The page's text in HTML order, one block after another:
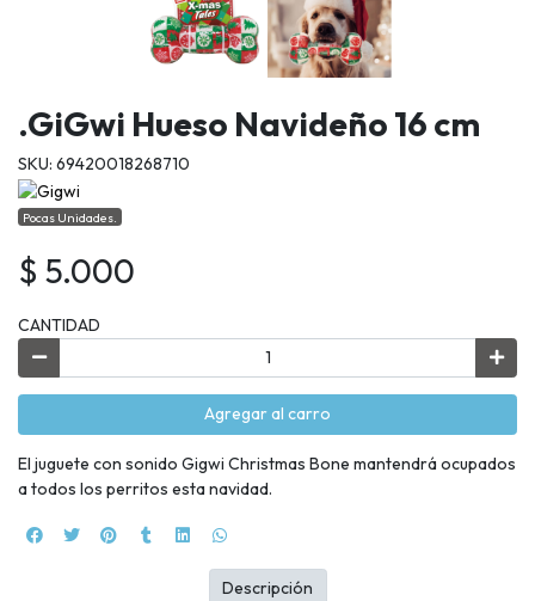
.GiGwi Hueso Navideño 16 cm
SKU: 69420018268710
Pocas Unidades.
$ 5.000
CANTIDAD
Agregar al carro
El juguete con sonido Gigwi Christmas Bone mantendrá ocupados
a todos los perritos esta navidad.
Descripción